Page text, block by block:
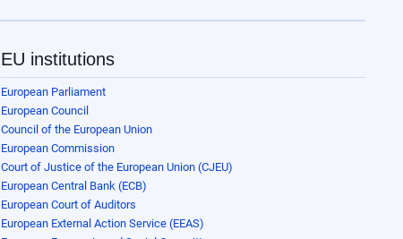
EU institutions
European Parliament
European Council
Council of the European Union
European Commission
Court of Justice of the European Union (CJEU)
European Central Bank (ECB)
European Court of Auditors
European External Action Service (EEAS)